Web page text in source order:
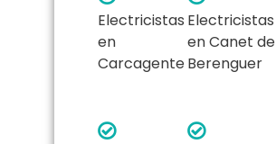
Electricistas
en
Carcagente
Electricistas
en Canet de
Berenguer